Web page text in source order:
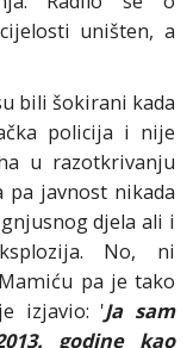
uništen, a
bili šokirani kada
policija i nije
u razotkrivanju
javnost nikada
djela ali i
No, ni
pa je tako
izjavio: 'Ja sam
godine kao